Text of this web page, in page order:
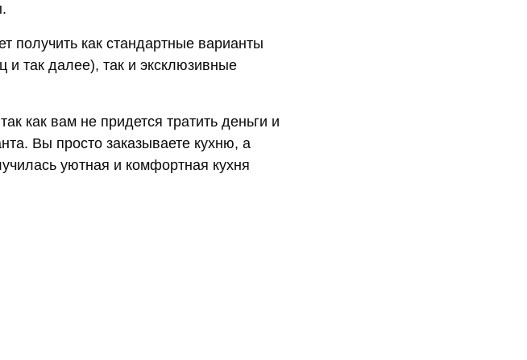
получить как стандартные варианты
так далее), так и эксклюзивные
как вам не придется тратить деньги и
Вы просто заказываете кухню, а
уютная и комфортная кухня